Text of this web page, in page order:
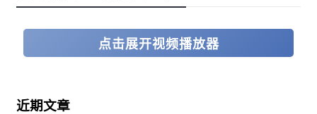
点击展开视频播放器
近期文章